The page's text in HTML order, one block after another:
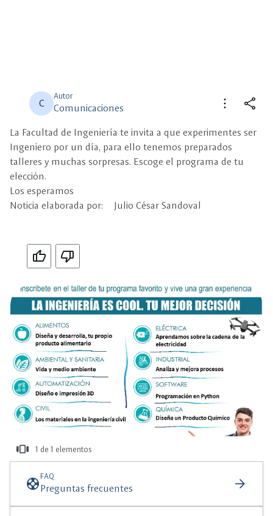
C
Autor
Comunicaciones more_vert share
Compartir close
Seleccione un filtro close
view_carouselMultimedia
view_carousel
más
información
1 de 1 elementos
La Facultad de Ingeniería te invita a que experimentes ser
Ingeniero por un día, para ello tenemos preparados
talleres y muchas sorpresas. Escoge el programa de tu
elección.
Los esperamos
Noticia elaborada por: Julio César Sandoval
Si No
supportFAQ
Preguntas frecuentes arrow_forward